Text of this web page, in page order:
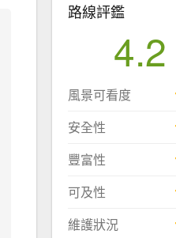
路線評鑑
4.2
風景可看度
安全性
豐富性
可及性
維護狀況